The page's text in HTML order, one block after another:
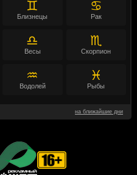
♊
Близнецы
♋
Рак
♎
Весы
♏
Скорпион
♒
Водолей
♓
Рыбы
на ближайшие дни